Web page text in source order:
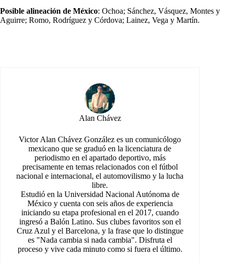
Posible alineación de México: Ochoa; Sánchez, Vásquez, Montes y
Aguirre; Romo, Rodríguez y Córdova; Lainez, Vega y Martín.
Alan Chávez
Victor Alan Chávez González es un comunicólogo
mexicano que se graduó en la licenciatura de
periodismo en el apartado deportivo, más
precisamente en temas relacionados con el fútbol
nacional e internacional, el automovilismo y la lucha
libre.
Estudió en la Universidad Nacional Autónoma de
México y cuenta con seis años de experiencia
iniciando su etapa profesional en el 2017, cuando
ingresó a Balón Latino. Sus clubes favoritos son el
Cruz Azul y el Barcelona, y la frase que lo distingue
es "Nada cambia si nada cambia". Disfruta el
proceso y vive cada minuto como si fuera el último.